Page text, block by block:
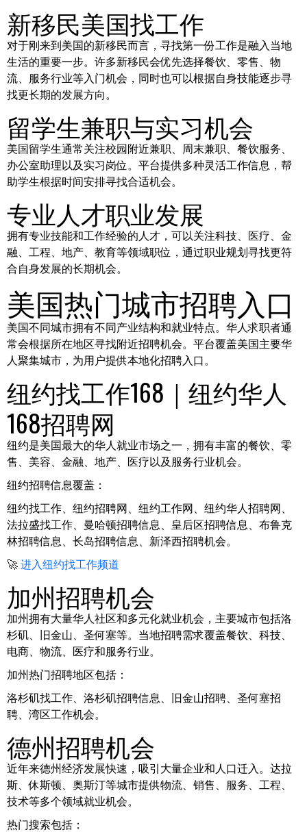
新移民美国找工作
对于刚来到美国的新移民而言，寻找第一份工作是融入当地
生活的重要一步。许多新移民会优先选择餐饮、零售、物
流、服务行业等入门机会，同时也可以根据自身技能逐步寻
找更长期的发展方向。
留学生兼职与实习机会
美国留学生通常关注校园附近兼职、周末兼职、餐饮服务、
办公室助理以及实习岗位。平台提供多种灵活工作信息，帮
助学生根据时间安排寻找合适机会。
专业人才职业发展
拥有专业技能和工作经验的人才，可以关注科技、医疗、金
融、工程、地产、教育等领域职位，通过职业规划寻找更符
合自身发展的长期机会。
美国热门城市招聘入口
美国不同城市拥有不同产业结构和就业特点。华人求职者通
常会根据所在地区寻找附近招聘机会。平台覆盖美国主要华
人聚集城市，为用户提供本地化招聘入口。
纽约找工作168｜纽约华人
168招聘网
纽约是美国最大的华人就业市场之一，拥有丰富的餐饮、零
售、美容、金融、地产、医疗以及服务行业机会。
纽约招聘信息覆盖：
纽约找工作、纽约招聘网、纽约工作网、纽约华人招聘网、
法拉盛找工作、曼哈顿招聘信息、皇后区招聘信息、布鲁克
林招聘信息、长岛招聘信息、新泽西招聘机会。
🚀 进入纽约找工作频道
加州招聘机会
加州拥有大量华人社区和多元化就业机会，主要城市包括洛
杉矶、旧金山、圣何塞等。当地招聘需求覆盖餐饮、科技、
电商、物流、医疗和服务行业。
加州热门招聘地区包括：
洛杉矶找工作、洛杉矶招聘信息、旧金山招聘、圣何塞招
聘、湾区工作机会。
德州招聘机会
近年来德州经济发展快速，吸引大量企业和人口迁入。达拉
斯、休斯顿、奥斯汀等城市提供物流、销售、服务、工程、
技术等多个领域就业机会。
热门搜索包括：